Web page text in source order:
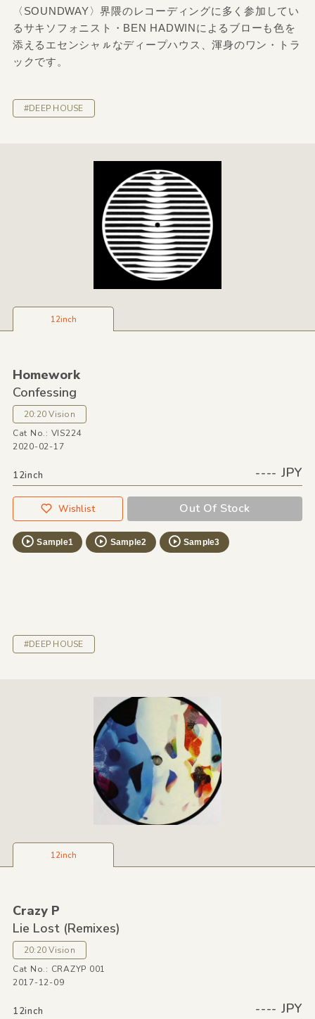
〈SOUNDWAY〉界隈のレコーディングに多く参加してい
るサキソフォニスト・BEN HADWINによるブローも色を
添えるエセンシャㇽなディープハウス、渾身のワン・トラ
ックです。
#DEEP HOUSE
12inch
Homework
Confessing
20:20 Vision
Cat No.: VIS224
2020-02-17
12inch ---- JPY
Wishlist Out Of Stock
Sample1 Sample2 Sample3
#DEEP HOUSE
12inch
Crazy P
Lie Lost (Remixes)
20:20 Vision
Cat No.: CRAZYP 001
2017-12-09
12inch ---- JPY